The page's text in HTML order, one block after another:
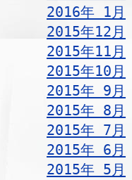
2016年 1月
2015年12月
2015年11月
2015年10月
2015年 9月
2015年 8月
2015年 7月
2015年 6月
2015年 5月